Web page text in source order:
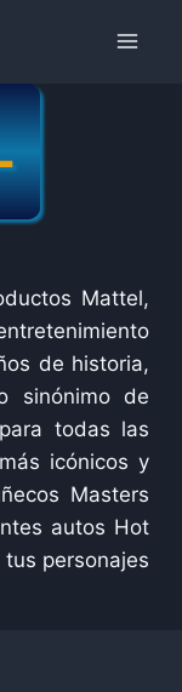
Mattel,
de historia,
sinónimo de
todas las
icónicos y
Masters
autos Hot
personajes